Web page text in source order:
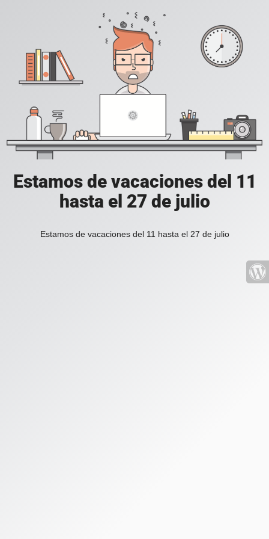
Estamos de vacaciones del 11
hasta el 27 de julio
Estamos de vacaciones del 11 hasta el 27 de julio